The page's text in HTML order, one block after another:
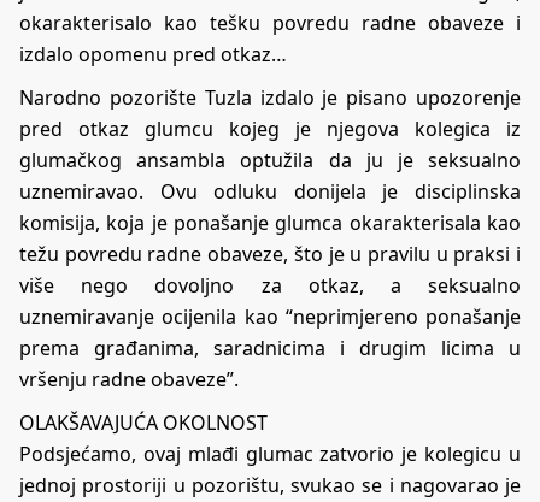
okarakterisalo kao tešku povredu radne obaveze i
izdalo opomenu pred otkaz…
Narodno pozorište Tuzla izdalo je pisano upozorenje
pred otkaz glumcu kojeg je njegova kolegica iz
glumačkog ansambla optužila da ju je seksualno
uznemiravao. Ovu odluku donijela je disciplinska
komisija, koja je ponašanje glumca okarakterisala kao
težu povredu radne obaveze, što je u pravilu u praksi i
više nego dovoljno za otkaz, a seksualno
uznemiravanje ocijenila kao “neprimjereno ponašanje
prema građanima, saradnicima i drugim licima u
vršenju radne obaveze”.
OLAKŠAVAJUĆA OKOLNOST
Podsjećamo, ovaj mlađi glumac zatvorio je kolegicu u
jednoj prostoriji u pozorištu, svukao se i nagovarao je